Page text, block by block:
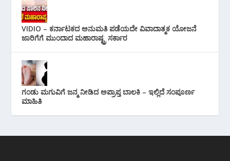
VIDIO – ಕರ್ನಾಟಕದ ಅನುಮತಿ ಪಡೆಯದೇ ವಿವಾದಾತ್ಮಕ ಯೋಜನೆ
ಜಾರಿಗೆಗೆ ಮುಂದಾದ ಮಹಾರಾಷ್ಟ್ರ ಸರ್ಕಾರ
ಗಂಡು ಮಗುವಿಗೆ ಜನ್ಮ ನೀಡಿದ ಅಪ್ರಾಪ್ತ ಬಾಲಕಿ – ಇಲ್ಲಿದೆ ಸಂಪೂರ್ಣ
ಮಾಹಿತಿ